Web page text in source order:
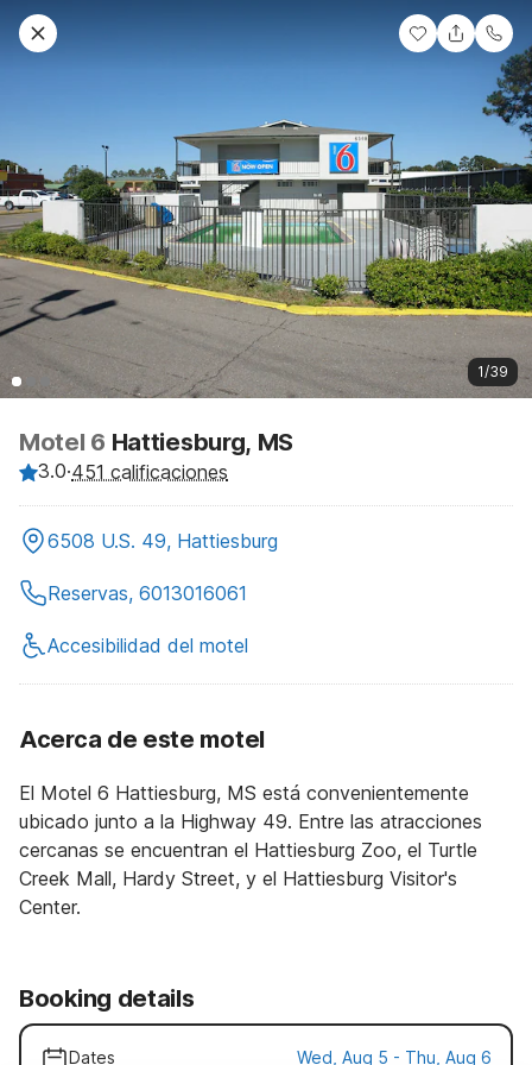
1/39
Motel 6 Hattiesburg, MS
3.0·451 calificaciones
6508 U.S. 49, Hattiesburg
Reservas, 6013016061
Accesibilidad del motel
Acerca de este motel
El Motel 6 Hattiesburg, MS está convenientemente
ubicado junto a la Highway 49. Entre las atracciones
cercanas se encuentran el Hattiesburg Zoo, el Turtle
Creek Mall, Hardy Street, y el Hattiesburg Visitor's
Center.
Booking details
Dates Wed, Aug 5 - Thu, Aug 6